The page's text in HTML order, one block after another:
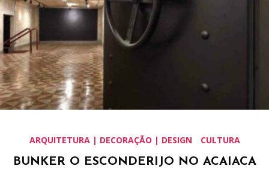
ARQUITETURA | DECORAÇÃO | DESIGN CULTURA
BUNKER O ESCONDERIJO NO ACAIACA